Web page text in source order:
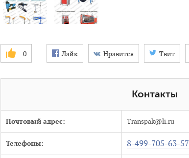
0 Лайк Нравится Твит
Контакты
Почтовый адрес: Transpak@li.ru
Телефоны: 8-499-705-63-57